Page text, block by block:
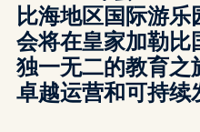
比海地区国际游
会将在皇家加勒比
独一无二的教育之
卓越运营和可持续